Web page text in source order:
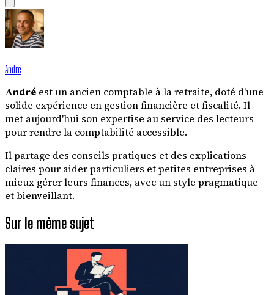
André
André est un ancien comptable à la retraite, doté d'une
solide expérience en gestion financière et fiscalité. Il
met aujourd'hui son expertise au service des lecteurs
pour rendre la comptabilité accessible.
Il partage des conseils pratiques et des explications
claires pour aider particuliers et petites entreprises à
mieux gérer leurs finances, avec un style pragmatique
et bienveillant.
Sur le même sujet